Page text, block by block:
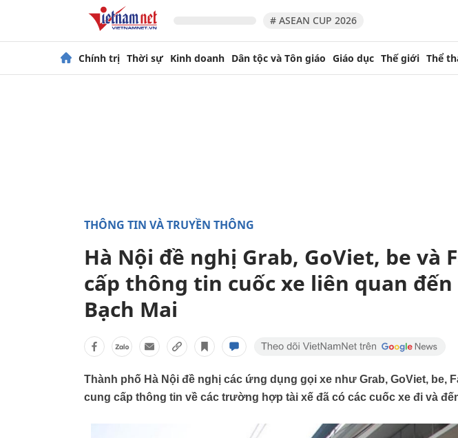
# ASEAN CUP 2026
Chính trị Thời sự Kinh doanh Dân tộc và Tôn giáo Giáo dục Thế giới Thể
THÔNG TIN VÀ TRUYỀN THÔNG
Hà Nội đề nghị Grab, GoViet, be và
cấp thông tin cuốc xe liên quan đến
Bạch Mai
Thành phố Hà Nội đề nghị các ứng dụng gọi xe như Grab, GoViet, be,
cung cấp thông tin về các trường hợp tài xế đã có các cuốc xe đi và